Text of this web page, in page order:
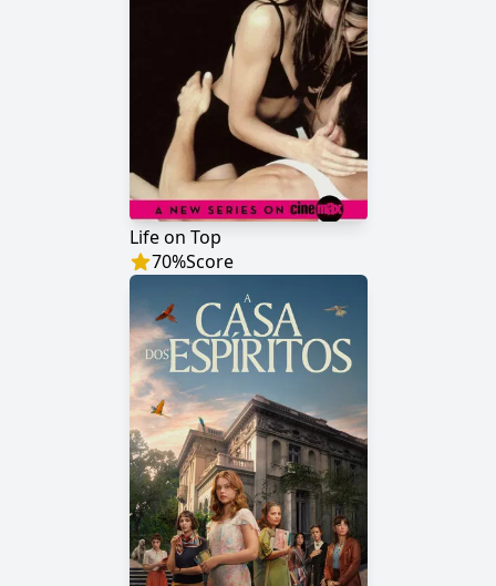
Life on Top
70%Score